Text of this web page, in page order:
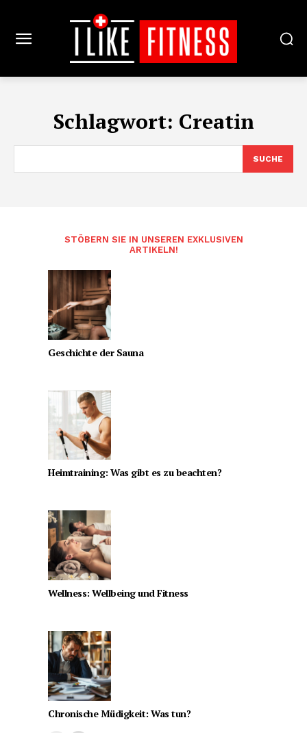
Schlagwort: Creatin
SUCHE
STÖBERN SIE IN UNSEREN EXKLUSIVEN
ARTIKELN!
Geschichte der Sauna
Heimtraining: Was gibt es zu beachten?
Wellness: Wellbeing und Fitness
Chronische Müdigkeit: Was tun?